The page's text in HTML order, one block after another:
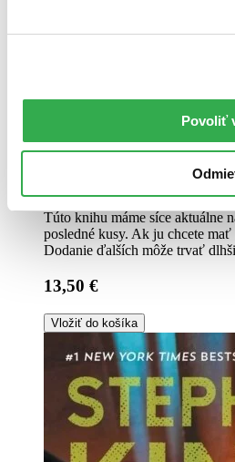
Povoliť
Na sklade 1 ks
Túto knihu máme síce aktuálne
posledné kusy. Ak ju chcete
Dodanie ďalších môže trvať
13,50 €
Vložiť do košíka